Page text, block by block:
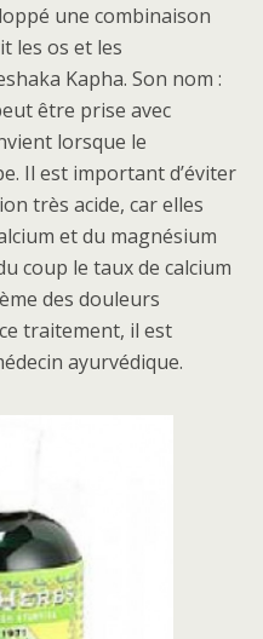
une combinaison
les os et les
Kapha. Son nom :
être prise avec
lorsque le
Il est important d’éviter
très acide, car elles
et du magnésium
coup le taux de calcium
des douleurs
traitement, il est
ayurvédique.